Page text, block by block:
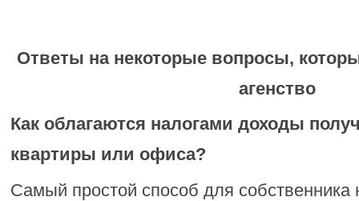
Ответы на некоторые вопросы,
агенство
Как облагаются налогами доходы
квартиры или офиса?
Самый простой способ для собственника